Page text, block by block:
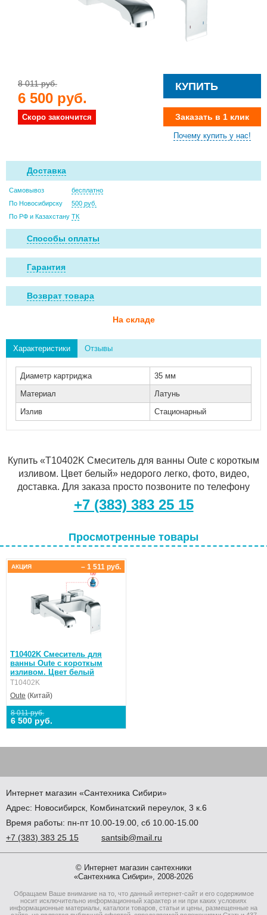
8 011 руб.
6 500 руб.
Скоро закончится
КУПИТЬ
Заказать в 1 клик
Почему купить у нас!
Доставка
Самовывоз
бесплатно
По Новосибирску
500 руб.
По РФ и Казахстану ТК
Способы оплаты
Гарантия
Возврат товара
На складе
Характеристики Отзывы
Диаметр картриджа
35 мм
Материал
Латунь
Излив
Стационарный
Купить «T10402K Смеситель для ванны Oute с короткым
изливом. Цвет белый» недорого легко, фото, видео,
доставка. Для заказа просто позвоните по телефону
+7 (383) 383 25 15
Просмотренные товары
T10402K Смеситель для
ванны Oute с короткым
изливом. Цвет белый
T10402K
Oute (Китай)
8 011 руб.
6 500 руб.
– 1 511 руб.
АКЦИЯ
Интернет магазин «Сантехника Сибири»
Адрес: Новосибирск Комбинатский переулок, 3 к.6
Время работы: пн-пт 10.00-19.00, сб 10.00-15.00
+7 (383) 383 25 15 santsib@mail.ru
© Интернет магазин сантехники
«Сантехника Сибири», 2008-2026
Обращаем Ваше внимание на то, что данный интернет-сайт и его содержимое
носит исключительно информационный характер и ни при каких условиях
информационные материалы, каталоги товаров, статьи и цены, размещенные на